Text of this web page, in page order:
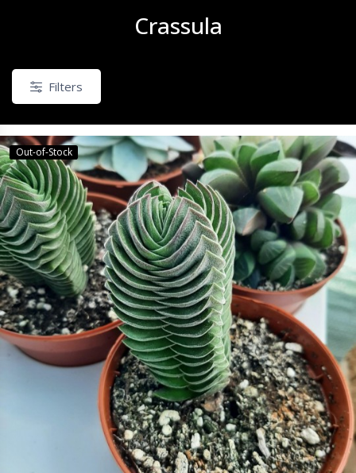
Crassula
Filters
Out-of-Stock